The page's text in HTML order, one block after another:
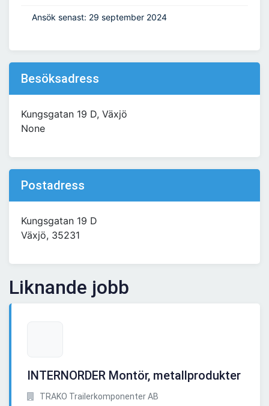
Ansök senast: 29 september 2024
Besöksadress
Kungsgatan 19 D, Växjö
None
Postadress
Kungsgatan 19 D
Växjö, 35231
Liknande jobb
INTERNORDER Montör, metallprodukter
TRAKO Trailerkomponenter AB